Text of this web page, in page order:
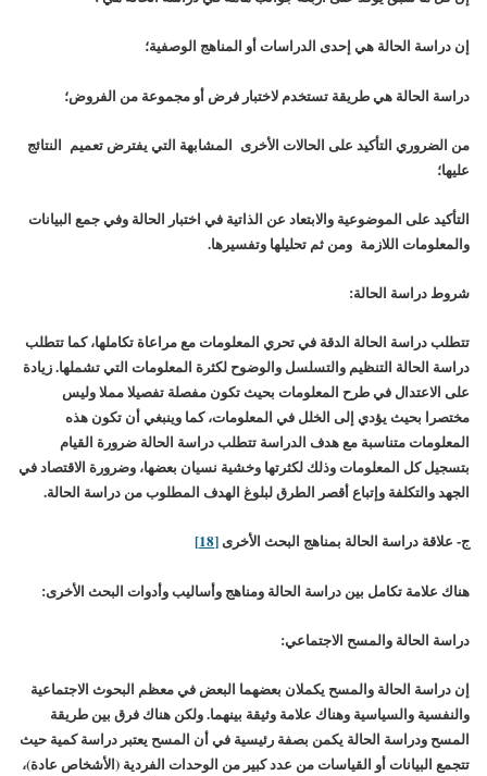
إن دراسة الحالة هي إحدى الدراسات أو المناهج الوصفية؛
دراسة الحالة هي طريقة تستخدم لاختبار فرض أو مجموعة من الفروض؛
من الضروري التأكيد على الحالات الأخرى المشابهة التي يفترض تعميم النتائج
عليها؛
التأكيد على الموضوعية والابتعاد عن الذاتية في اختبار الحالة وفي جمع البيانات
والمعلومات اللازمة ومن ثم تحليلها وتفسيرها.
شروط دراسة الحالة:
تتطلب دراسة الحالة الدقة في تحري المعلومات مع مراعاة تكاملها، كما تتطلب
دراسة الحالة التنظيم والتسلسل والوضوح لكثرة المعلومات التي تشملها. زيادة
على الاعتدال في طرح المعلومات بحيث تكون مفصلة تفصيلا مملا وليس
مختصرا بحيث يؤدي إلى الخلل في المعلومات، كما وينبغي أن تكون هذه
المعلومات متناسبة مع هدف الدراسة تتطلب دراسة الحالة ضرورة القيام
بتسجيل كل المعلومات وذلك لكثرتها وخشية نسيان بعضها، وضرورة الاقتصاد في
الجهد والتكلفة وإتباع أقصر الطرق لبلوغ الهدف المطلوب من دراسة الحالة.
ج- علاقة دراسة الحالة بمناهج البحث الأخرى [18]
هناك علامة تكامل بين دراسة الحالة ومناهج وأساليب وأدوات البحث الأخرى:
دراسة الحالة والمسح الاجتماعي:
إن دراسة الحالة والمسح يكملان بعضهما البعض في معظم البحوث الاجتماعية
والنفسية والسياسية وهناك علامة وثيقة بينهما. ولكن هناك فرق بين طريقة
المسح ودراسة الحالة يكمن بصفة رئيسية في أن المسح يعتبر دراسة كمية حيث
تتجمع البيانات أو القياسات من عدد كبير من الوحدات الفردية (الأشخاص عادة)،